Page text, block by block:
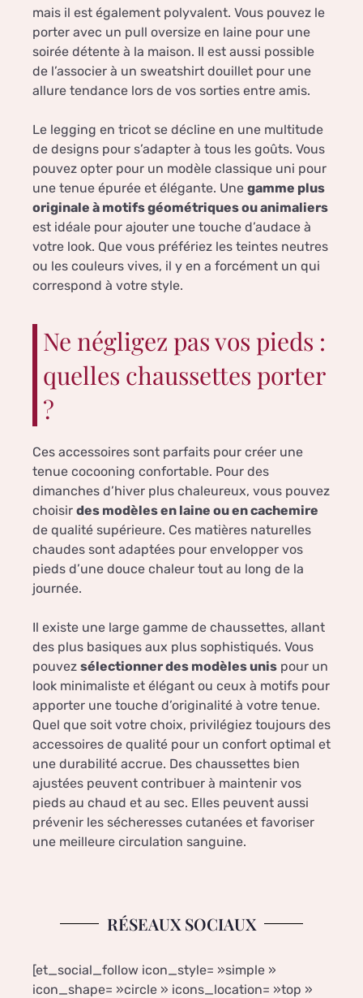
mais il est également polyvalent. Vous pouvez le
porter avec un pull oversize en laine pour une
soirée détente à la maison. Il est aussi possible
de l’associer à un sweatshirt douillet pour une
allure tendance lors de vos sorties entre amis.
Le legging en tricot se décline en une multitude
de designs pour s’adapter à tous les goûts. Vous
pouvez opter pour un modèle classique uni pour
une tenue épurée et élégante. Une gamme plus
originale à motifs géométriques ou animaliers
est idéale pour ajouter une touche d’audace à
votre look. Que vous préfériez les teintes neutres
ou les couleurs vives, il y en a forcément un qui
correspond à votre style.
Ne négligez pas vos pieds :
quelles chaussettes porter
?
Ces accessoires sont parfaits pour créer une
tenue cocooning confortable. Pour des
dimanches d’hiver plus chaleureux, vous pouvez
choisir des modèles en laine ou en cachemire
de qualité supérieure. Ces matières naturelles
chaudes sont adaptées pour envelopper vos
pieds d’une douce chaleur tout au long de la
journée.
Il existe une large gamme de chaussettes, allant
des plus basiques aux plus sophistiqués. Vous
pouvez sélectionner des modèles unis pour un
look minimaliste et élégant ou ceux à motifs pour
apporter une touche d’originalité à votre tenue.
Quel que soit votre choix, privilégiez toujours des
accessoires de qualité pour un confort optimal et
une durabilité accrue. Des chaussettes bien
ajustées peuvent contribuer à maintenir vos
pieds au chaud et au sec. Elles peuvent aussi
prévenir les sécheresses cutanées et favoriser
une meilleure circulation sanguine.
RÉSEAUX SOCIAUX
[et_social_follow icon_style= »simple »
icon_shape= »circle » icons_location= »top »